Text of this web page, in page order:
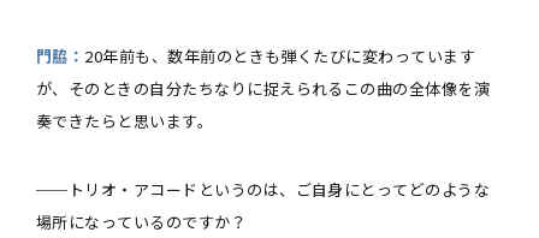
門脇： 20年前も、数年前のときも弾くたびに変わっています
が、そのときの自分たちなりに捉えられるこの曲の全体像を演
奏できたらと思います。
──トリオ・アコードというのは、ご自身にとってどのような
場所になっているのですか？